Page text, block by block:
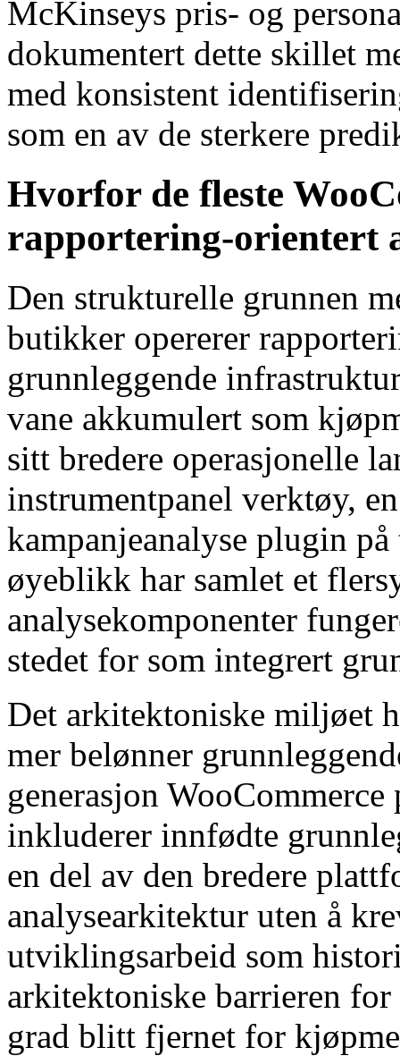
McKinseys pris- og
dokumentert dette skillet
med konsistent
som en av de sterkere
Hvorfor de fleste
rapportering-orientert
Den strukturelle grunnen
butikker opererer
grunnleggende
vane akkumulert som
sitt bredere operasjonelle
instrumentpanel verktøy,
kampanjeanalyse plugin
øyeblikk har samlet et
analysekomponenter
stedet for som integrert
Det arkitektoniske miljøet
mer belønner
generasjon
inkluderer innfødte
en del av den bredere
analysearkitektur uten å
utviklingsarbeid som
arkitektoniske barrieren
grad blitt fjernet for